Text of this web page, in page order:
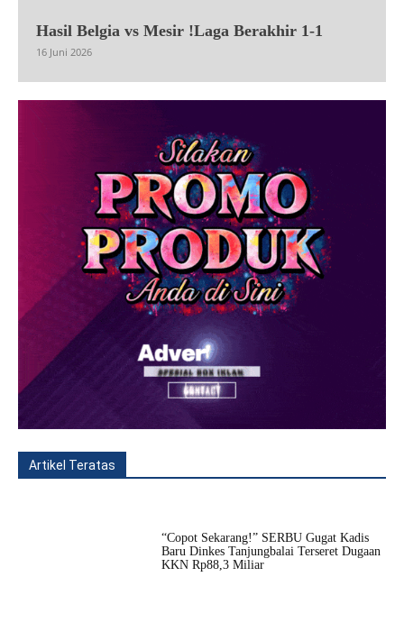
Hasil Belgia vs Mesir !Laga Berakhir 1-1
16 Juni 2026
Artikel Teratas
“Copot Sekarang!” SERBU Gugat Kadis
Baru Dinkes Tanjungbalai Terseret Dugaan
KKN Rp88,3 Miliar